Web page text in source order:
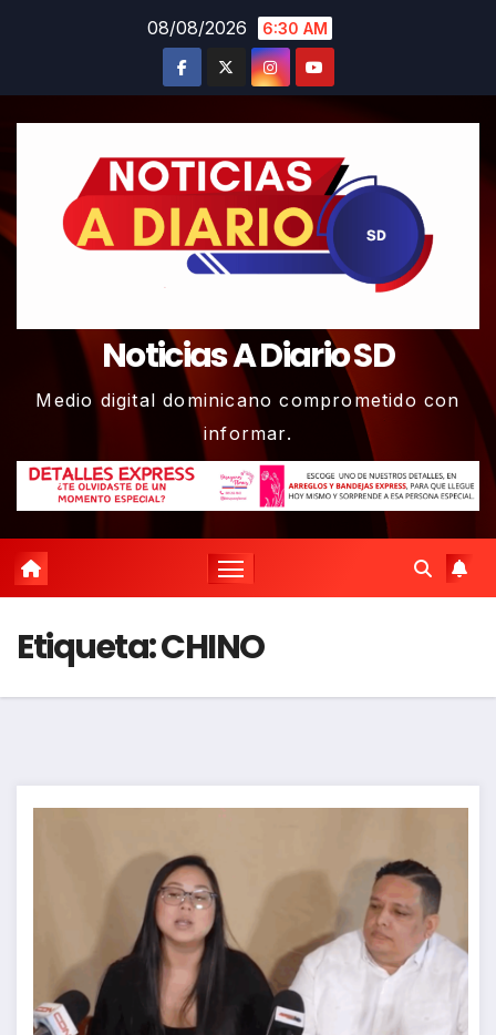
08/08/2026 6:30 AM
Noticias A Diario SD
Medio digital dominicano comprometido con
informar.
Etiqueta:CHINO